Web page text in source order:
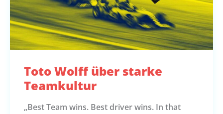
Toto Wolff über starke
Teamkultur
„Best Team wins. Best driver wins. In that